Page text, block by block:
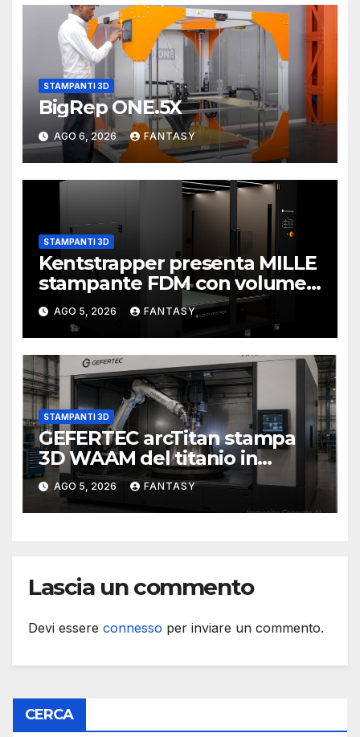
STAMPANTI 3D
BigRep ONE.5X
AGO 6, 2026 FANTASY
STAMPANTI 3D
Kentstrapper presenta MILLE
stampante FDM con volume
di stampa da un metro cubo
AGO 5, 2026 FANTASY
STAMPANTI 3D
GEFERTEC arcTitan stampa
3D WAAM del titanio in
camera inerte
AGO 5, 2026 FANTASY
Lascia un commento
Devi essere connesso per inviare un commento.
CERCA